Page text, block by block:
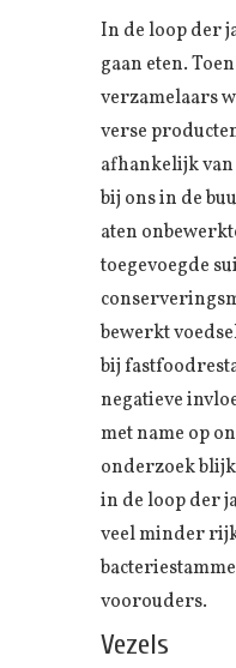
In de loop der
gaan eten.
verzamelaars
verse
afhankelijk van
bij ons in de
aten
toegevoegde
bewerkt
bij
negatieve
met name op
onderzoek
in de loop der
veel minder
voorouders.
Vezels